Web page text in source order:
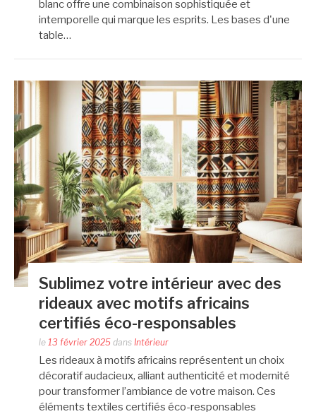
blanc offre une combinaison sophistiquée et
intemporelle qui marque les esprits. Les bases d'une
table…
Sublimez votre intérieur avec des
rideaux avec motifs africains
certifiés éco-responsables
le 13 février 2025 dans Intérieur
Les rideaux à motifs africains représentent un choix
décoratif audacieux, alliant authenticité et modernité
pour transformer l’ambiance de votre maison. Ces
éléments textiles certifiés éco-responsables